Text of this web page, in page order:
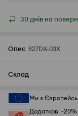
30 днів на
Опис 827DX-03X
Склад
Ми з
Додаткові -